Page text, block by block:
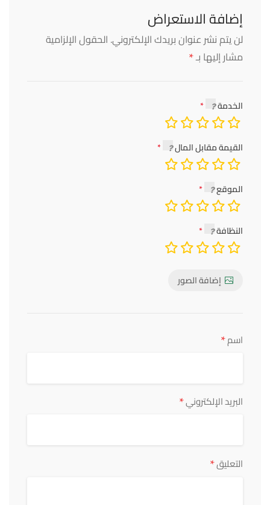
إضافة الاستعراض
لن يتم نشر عنوان بريدك الإلكتروني. الحقول الإلزامية
مشار إليها بـ*
الخدمة
القيمة مقابل المال
الموقع
النظافة
إضافة الصور
اسم*
البريد الإلكتروني*
التعليق*